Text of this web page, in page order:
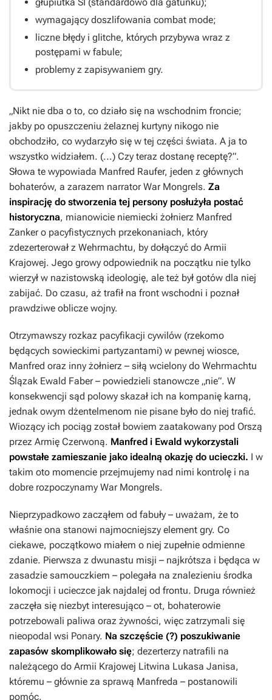
głupiutka SI (standardowo dla gatunku);
wymagający doszlifowania combat mode;
liczne błędy i glitche, których przybywa wraz z
postępami w fabule;
problemy z zapisywaniem gry.
„Nikt nie dba o to, co działo się na wschodnim froncie;
jakby po opuszczeniu żelaznej kurtyny nikogo nie
obchodziło, co wydarzyło się w tej części świata. A ja to
wszystko widziałem. (...) Czy teraz dostanę receptę?”.
Słowa te wypowiada Manfred Raufer, jeden z głównych
bohaterów, a zarazem narratorWar Mongrels. Za
inspirację do stworzenia tej persony posłużyła postać
historyczna, mianowicie niemiecki żołnierz Manfred
Zanker o pacyfistycznych przekonaniach, który
zdezerterował z Wehrmachtu, by dołączyć do Armii
Krajowej. Jego growy odpowiednik na początku nie tylko
wierzył w nazistowską ideologię, ale też był gotów dla niej
zabijać. Do czasu, aż trafił na front wschodni i poznał
prawdziwe oblicze wojny.
Otrzymawszy rozkaz pacyfikacji cywilów (rzekomo
będących sowieckimi partyzantami) w pewnej wiosce,
Manfred oraz inny żołnierz – siłą wcielony do Wehrmachtu
Ślązak Ewald Faber – powiedzieli stanowcze „nie”. W
konsekwencji sąd polowy skazał ich na kompanię karną,
jednak owym dżentelmenom nie pisane było do niej trafić.
Wiozący ich pociąg został bowiem zaatakowany pod Orszą
przez Armię Czerwoną. Manfred i Ewald wykorzystali
powstałe zamieszanie jako idealną okazję do ucieczki. I w
takim oto momencie przejmujemy nad nimi kontrolę i na
dobre rozpoczynamy War Mongrels.
Nieprzypadkowo zacząłem od fabuły – uważam, że to
właśnie ona stanowi najmocniejszy element gry. Co
ciekawe, początkowo miałem o niej zupełnie odmienne
zdanie. Pierwsza z dwunastu misji – najkrótsza i będąca w
zasadzie samouczkiem – polegała na znalezieniu środka
lokomocji i ucieczce jak najdalej od frontu. Druga również
zaczęła się niezbyt interesująco – ot, bohaterowie
potrzebowali paliwa oraz żywności, więc zatrzymali się
nieopodal wsi Ponary. Na szczęście (?) poszukiwanie
zapasów skomplikowało się; dezerterzy natrafili na
należącego do Armii Krajowej Litwina Lukasa Janisa,
któremu – głównie za sprawą Manfreda – postanowili
pomóc.